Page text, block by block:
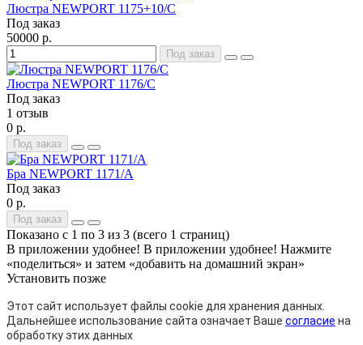
Люстра NEWPORT 1175+10/C
Под заказ
50000 р.
Под заказ
Люстра NEWPORT 1176/C
Под заказ
1 отзыв
0 р.
Под заказ
Бра NEWPORT 1171/A
Под заказ
0 р.
Под заказ
Показано с 1 по 3 из 3 (всего 1 страниц)
В приложении удобнее! В приложении удобнее! Нажмите
«поделиться» и затем «добавить на домашний экран»
Установить позже
Этот сайт использует файлы cookie для хранения данных.
Дальнейшее использование сайта означает Ваше согласие на
обработку этих данных